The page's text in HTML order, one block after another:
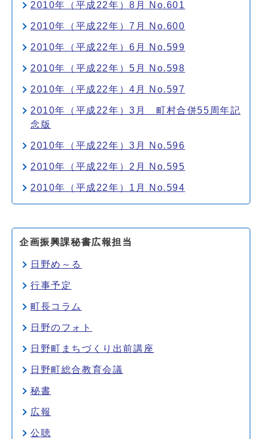
2010年（平成22年）8月 No.601
2010年（平成22年）7月 No.600
2010年（平成22年）6月 No.599
2010年（平成22年）5月 No.598
2010年（平成22年）4月 No.597
2010年（平成22年）3月 町村合併55周年記
念版
2010年（平成22年）3月 No.596
2010年（平成22年）2月 No.595
2010年（平成22年）1月 No.594
企画振興課秘書広報担当
日野め～る
行事予定
町長コラム
日野のフォト
日野町まちづくり出前講座
日野町総合教育会議
秘書
広報
公聴